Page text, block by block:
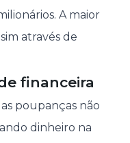
A maior
através de
financeira
as poupanças não
dinheiro na